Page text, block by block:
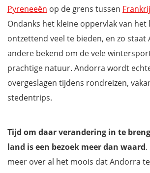
Pyreneeën op de grens tussen
Ondanks het kleine oppervlak van
ontzettend veel te bieden, en zo
andere bekend om de vele
prachtige natuur. Andorra wordt
overgeslagen tijdens rondreizen,
stedentrips.
Tijd om daar verandering in te
land is een bezoek meer dan waard
meer over al het moois dat Andorra